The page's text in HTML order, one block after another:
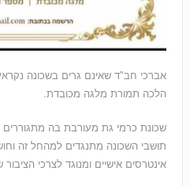
אברכי חב"ד שאינם גרים בשכונה
הלכה תמורת מלגה מכובדת.
שכונת כרמי גת מעורבת בה מתגוררים
תושבי השכונה מתנגדים למהחל זה
אינטרסים אישיים ומנוגד לצרכי